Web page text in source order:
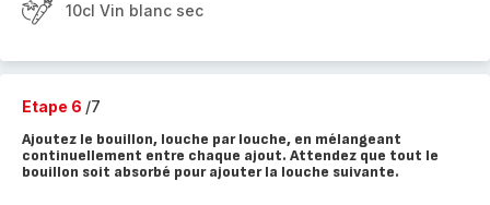
10cl Vin blanc sec
Etape 6 /7
Ajoutez le bouillon, louche par louche, en mélangeant
continuellement entre chaque ajout. Attendez que tout le
bouillon soit absorbé pour ajouter la louche suivante.